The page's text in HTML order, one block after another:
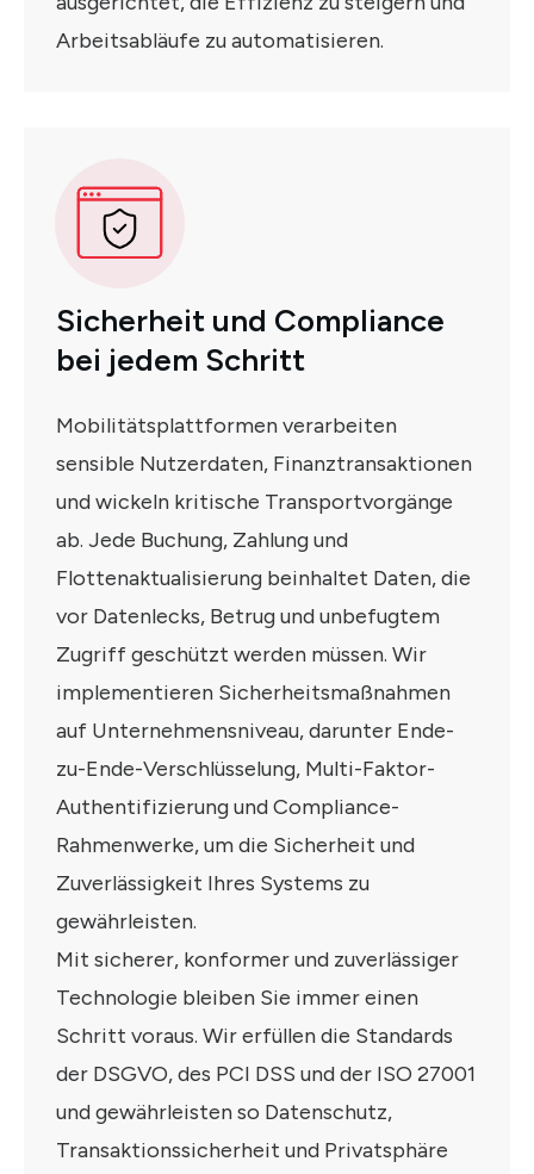
Arbeitsabläufe zu automatisieren.
Sicherheit und Compliance
bei jedem Schritt
Mobilitätsplattformen verarbeiten
sensible Nutzerdaten, Finanztransaktionen
und wickeln kritische Transportvorgänge
ab. Jede Buchung, Zahlung und
Flottenaktualisierung beinhaltet Daten, die
vor Datenlecks, Betrug und unbefugtem
Zugriff geschützt werden müssen. Wir
implementieren Sicherheitsmaßnahmen
auf Unternehmensniveau, darunter Ende-
zu-Ende-Verschlüsselung, Multi-Faktor-
Authentifizierung und Compliance-
Rahmenwerke, um die Sicherheit und
Zuverlässigkeit Ihres Systems zu
gewährleisten.
Mit sicherer, konformer und zuverlässiger
Technologie bleiben Sie immer einen
Schritt voraus. Wir erfüllen die Standards
der DSGVO, des PCI DSS und der ISO 27001
und gewährleisten so Datenschutz,
Transaktionssicherheit und Privatsphäre